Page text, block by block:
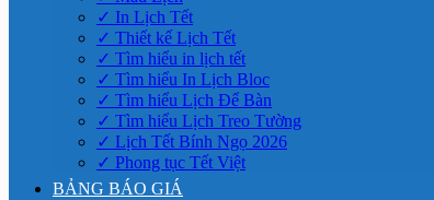
✓ In Lịch Tết
✓ Thiết kế Lịch Tết
✓ Tìm hiểu in lịch tết
✓ Tìm hiểu In Lịch Bloc
✓ Tìm hiểu Lịch Để Bàn
✓ Tìm hiểu Lịch Treo Tường
✓ Lịch Tết Bính Ngọ 2026
✓ Phong tục Tết Việt
BẢNG BÁO GIÁ